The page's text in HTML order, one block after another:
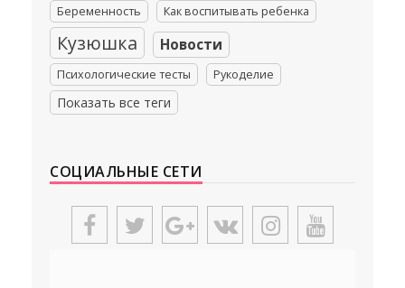
Беременность Как воспитывать ребенка
Кузюшка Новости
Психологические тесты Рукоделие
Показать все теги
СОЦИАЛЬНЫЕ СЕТИ